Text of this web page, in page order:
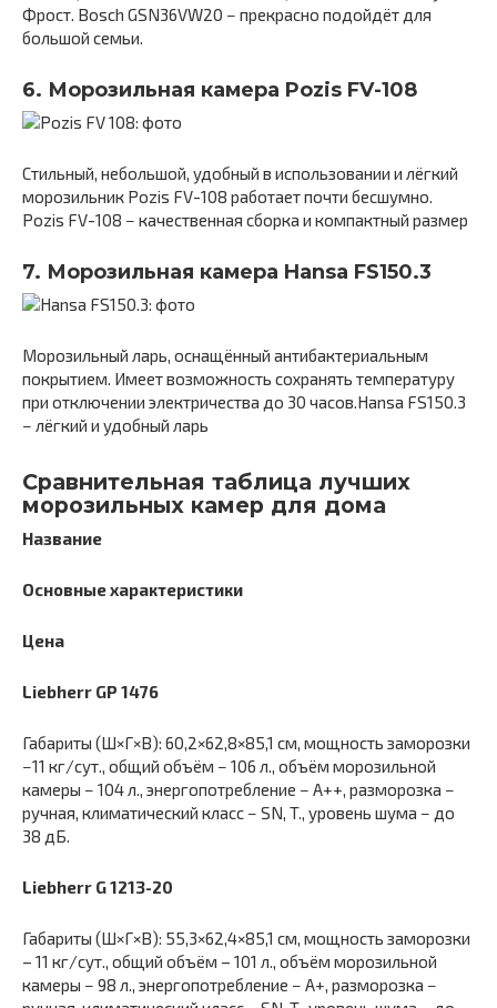
Фрост. Bosch GSN36VW20 − прекрасно подойдёт для
большой семьи.
6. Морозильная камера Pozis FV-108
Стильный, небольшой, удобный в использовании и лёгкий
морозильник Pozis FV-108 работает почти бесшумно.
Pozis FV-108 − качественная сборка и компактный размер
7. Морозильная камера Hansa FS150.3
Морозильный ларь, оснащённый антибактериальным
покрытием. Имеет возможность сохранять температуру
при отключении электричества до 30 часов.Hansa FS150.3
− лёгкий и удобный ларь
Сравнительная таблица лучших
морозильных камер для дома
Название
Основные характеристики
Цена
Liebherr GP 1476
Габариты (Ш×Г×В): 60,2×62,8×85,1 см, мощность заморозки
−11 кг/сут., общий объём − 106 л., объём морозильной
камеры − 104 л., энергопотребление − А++, разморозка −
ручная, климатический класс − SN, T., уровень шума − до
38 дБ.
Liebherr G 1213-20
Габариты (Ш×Г×В): 55,3×62,4×85,1 см, мощность заморозки
– 11 кг/сут., общий объём – 101 л., объём морозильной
камеры − 98 л., энергопотребление − А+, разморозка −